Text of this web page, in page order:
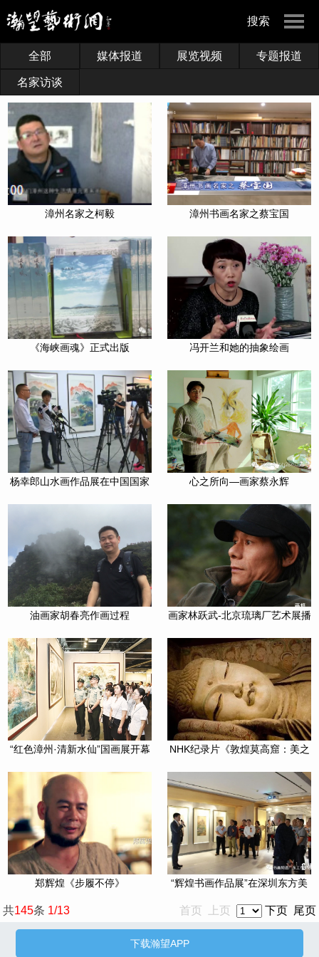
搜索
全部 媒体报道 展览视频 专题报道
名家访谈
漳州名家之柯毅 漳州书画名家之蔡宝国
《海峡画魂》正式出版 冯开兰和她的抽象绘画
杨幸郎山水画作品展在中国国家
心之所向—画家蔡永辉
油画家胡春亮作画过程 画家林跃武-北京琉璃厂艺术展播
“红色漳州·清新水仙”国画展开幕
NHK纪录片《敦煌莫高窟：美之
郑辉煌《步履不停》
“辉煌书画作品展”在深圳东方美
共145条 1/13 首页 上页 下页 尾页
下载瀚望APP